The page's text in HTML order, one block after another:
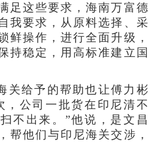
足这些要求，海南万富德
我要求，从原料选择、采
鲜操作，进行全面升级，
持稳定，用高标准建立国
关给予的帮助也让傅力彬
，公司一批货在印尼清不
不出来。”他说，是文昌
帮他们与印尼海关交涉，